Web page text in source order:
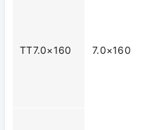
TT7.0×160 7.0×160